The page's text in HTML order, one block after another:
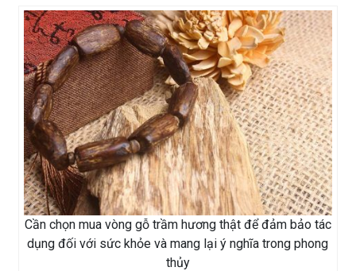
Cần chọn mua vòng gỗ trầm hương thật để đảm bảo tác
dụng đối với sức khỏe và mang lại ý nghĩa trong phong
thủy